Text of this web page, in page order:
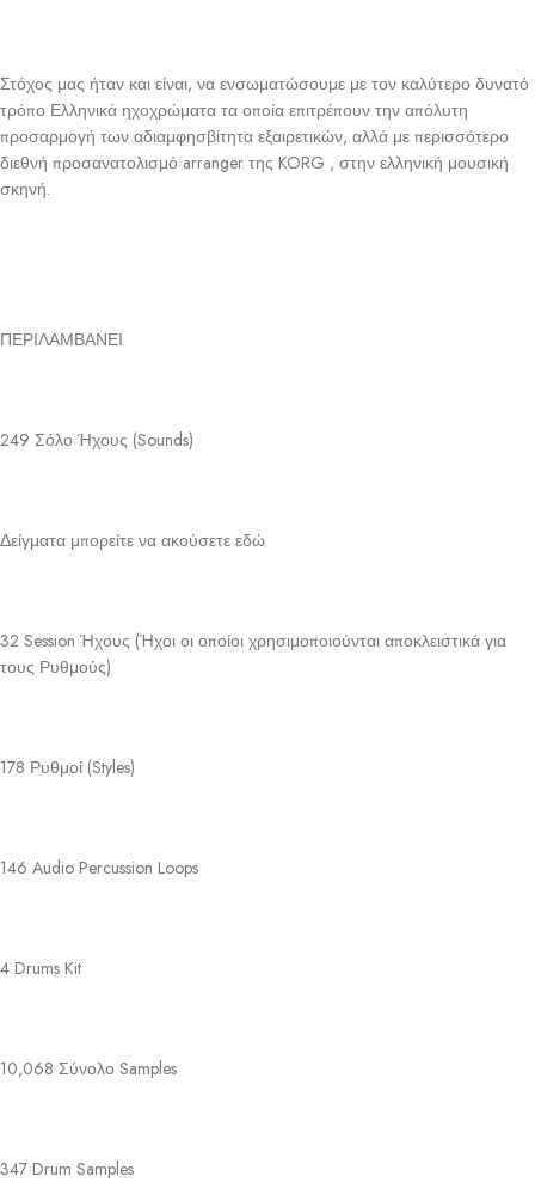
Στόχος μας ήταν και είναι, να ενσωματώσουμε με τον καλύτερο δυνατό
τρόπο Ελληνικά ηχοχρώματα τα οποία επιτρέπουν την απόλυτη
προσαρμογή των αδιαμφησβίτητα εξαιρετικών, αλλά με περισσότερο
διεθνή προσανατολισμό arranger της KORG , στην ελληνική μουσική
σκηνή.
ΠΕΡΙΛΑΜΒΑΝΕΙ
249 Σόλο Ήχους (Sounds)
Δείγματα μπορείτε να ακούσετε εδώ
32 Session Ήχους (Ήχοι οι οποίοι χρησιμοποιούνται αποκλειστικά για
τους Ρυθμούς)
178 Ρυθμοί (Styles)
146 Audio Percussion Loops
4 Drums Kit
10,068 Σύνολο Samples
347 Drum Samples